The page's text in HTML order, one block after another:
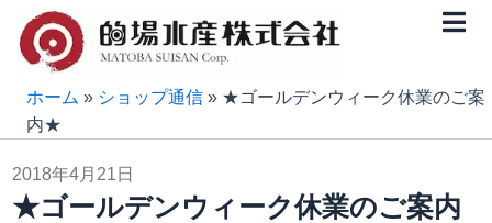
プ
ホーム » ショップ通信 » ★ゴールデンウィーク休業のご案
内★
2018年4月21日
★ゴールデンウィーク休業のご案内